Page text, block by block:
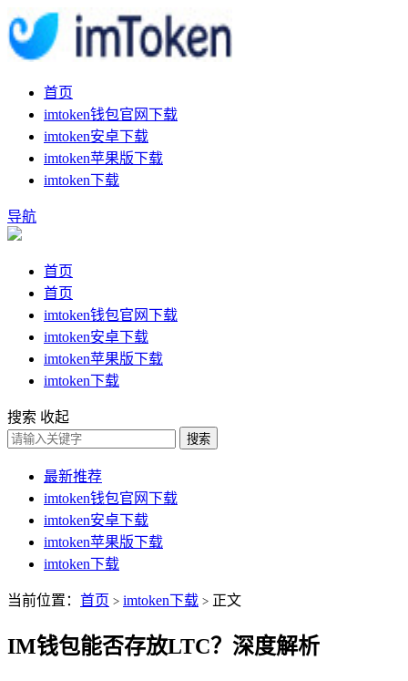
首页
imtoken钱包官网下载
imtoken安卓下载
imtoken苹果版下载
imtoken下载
导航
首页
首页
imtoken钱包官网下载
imtoken安卓下载
imtoken苹果版下载
imtoken下载
搜索 收起
搜索
最新推荐
imtoken钱包官网下载
imtoken安卓下载
imtoken苹果版下载
imtoken下载
当前位置： 首页 > imtoken下载 > 正文
IM钱包能否存放LTC？深度解析